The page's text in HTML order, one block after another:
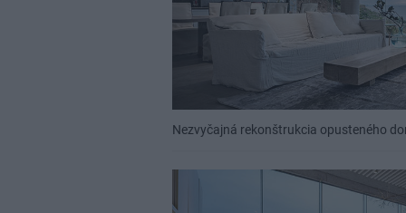
Nezvyčajná rekonštrukcia opusteného